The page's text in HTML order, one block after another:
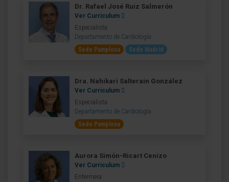
Dr. Rafael José Ruiz Salmerón
Ver Curriculum
Especialista
Departamento de Cardiología
Sede Pamplona
Sede Madrid
Dra. Nahikari Salterain González
Ver Curriculum
Especialista
Departamento de Cardiología
Sede Pamplona
Aurora Simón-Ricart Cenizo
Ver Curriculum
Enfermera